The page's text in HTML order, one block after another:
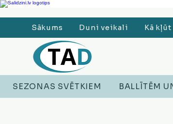
Ledusskapji, Sadzīves tehnika, Smaržas, Operatīvā
Sākums Duni veikali Kā
SEZONAS SVĒTKIEM BALLĪTĒM